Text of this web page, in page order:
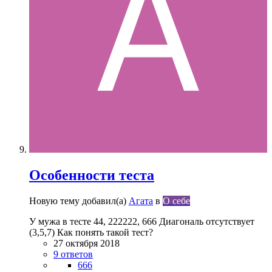
Особенности теста
Новую тему добавил(а) Агата в О себе
У мужа в тесте 44, 222222, 666 Диагональ отсутствует
(3,5,7) Как понять такой тест?
27 октября 2018
9 ответов
666